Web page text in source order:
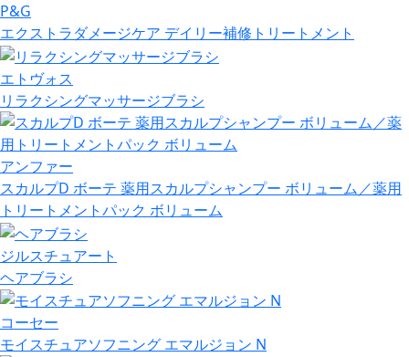
P&G
エクストラダメージケア デイリー補修トリートメント
エトヴォス
リラクシングマッサージブラシ
アンファー
スカルプD ボーテ 薬用スカルプシャンプー ボリューム／薬用
トリートメントパック ボリューム
ジルスチュアート
ヘアブラシ
コーセー
モイスチュアソフニング エマルジョン N